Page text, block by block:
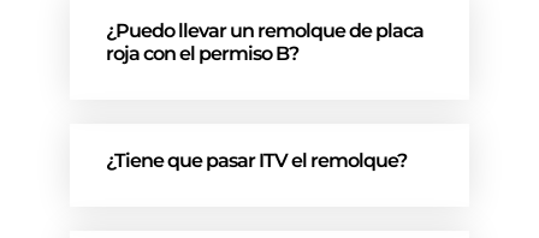
¿Puedo llevar un remolque de placa
roja con el permiso B?
¿Tiene que pasar ITV el remolque?